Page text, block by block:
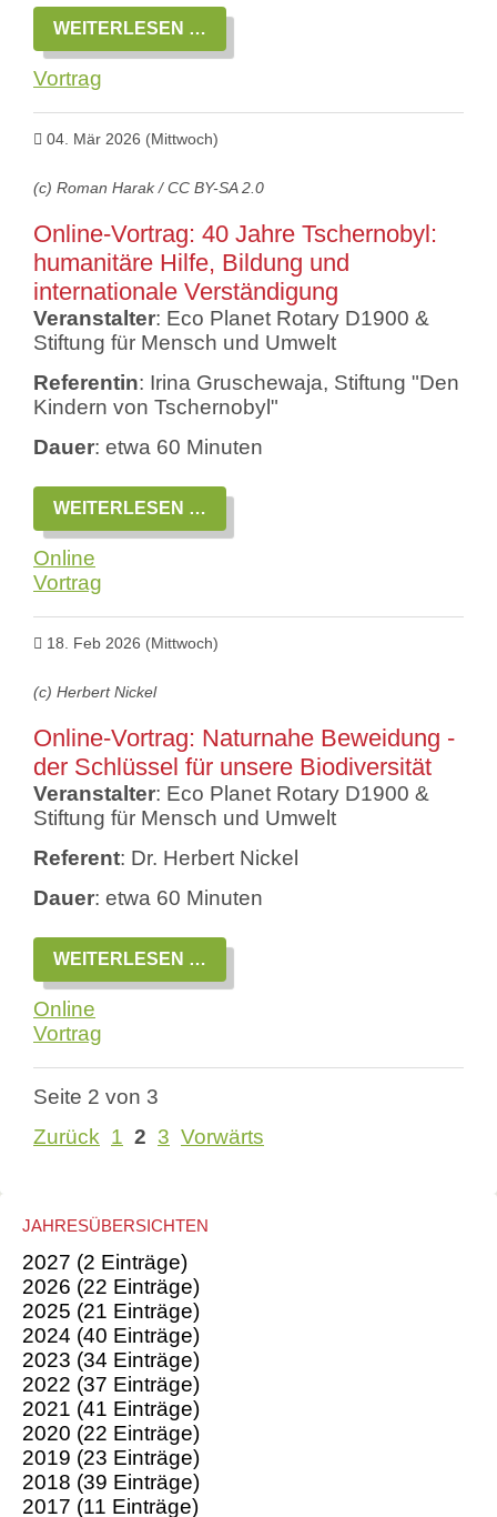
WEITERLESEN …
VORTRAG:
BIODIVERSITÄT
–
MEHR
ALS
GRÜNFLÄCHEN!
Vortrag
04. Mär 2026 (Mittwoch)
(c) Roman Harak / CC BY-SA 2.0
Online-Vortrag: 40 Jahre Tschernobyl:
humanitäre Hilfe, Bildung und
internationale Verständigung
Veranstalter: Eco Planet Rotary D1900 &
Stiftung für Mensch und Umwelt
Referentin: Irina Gruschewaja, Stiftung "Den
Kindern von Tschernobyl"
Dauer: etwa 60 Minuten
WEITERLESEN …
VORTRAG:
40
HILFE,
UND
Online
Vortrag
18. Feb 2026 (Mittwoch)
(c) Herbert Nickel
Online-Vortrag: Naturnahe Beweidung -
der Schlüssel für unsere Biodiversität
Veranstalter: Eco Planet Rotary D1900 &
Stiftung für Mensch und Umwelt
Referent: Dr. Herbert Nickel
Dauer: etwa 60 Minuten
WEITERLESEN …
VORTRAG:
NATURNAHE
SCHLÜSSEL
Online
Vortrag
Seite 2 von 3
Zurück 1 2 3 Vorwärts
JAHRESÜBERSICHTEN
2027 (2 Einträge)
2026 (22 Einträge)
2025 (21 Einträge)
2024 (40 Einträge)
2023 (34 Einträge)
2022 (37 Einträge)
2021 (41 Einträge)
2020 (22 Einträge)
2019 (23 Einträge)
2018 (39 Einträge)
2017 (11 Einträge)